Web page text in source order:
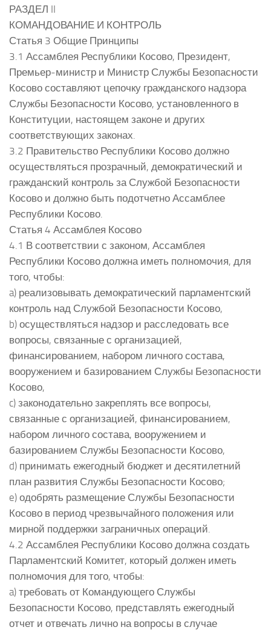
РАЗДЕЛ II
КОМАНДОВАНИЕ И КОНТРОЛЬ
Статья 3 Общие Принципы
3.1 Ассамблея Республики Косово, Президент,
Премьер-министр и Министр Службы Безопасности
Косово составляют цепочку гражданского надзора
Службы Безопасности Косово, установленного в
Конституции, настоящем законе и других
соответствующих законах.
3.2 Правительство Республики Косово должно
осуществляться прозрачный, демократический и
гражданский контроль за Службой Безопасности
Косово и должно быть подотчетно Ассамблее
Республики Косово.
Статья 4 Ассамблея Косово
4.1 В соответствии с законом, Ассамблея
Республики Косово должна иметь полномочия, для
того, чтобы:
a) реализовывать демократический парламентский
контроль над Службой Безопасности Косово,
b) осуществляться надзор и расследовать все
вопросы, связанные с организацией,
финансированием, набором личного состава,
вооружением и базированием Службы Безопасности
Косово,
c) законодательно закреплять все вопросы,
связанные с организацией, финансированием,
набором личного состава, вооружением и
базированием Службы Безопасности Косово,
d) принимать ежегодный бюджет и десятилетний
план развития Службы Безопасности Косово;
e) одобрять размещение Службы Безопасности
Косово в период чрезвычайного положения или
мирной поддержки заграничных операций.
4.2 Ассамблея Республики Косово должна создать
Парламентский Комитет, который должен иметь
полномочия для того, чтобы:
a) требовать от Командующего Службы
Безопасности Косово, представлять ежегодный
отчет и отвечать лично на вопросы в случае